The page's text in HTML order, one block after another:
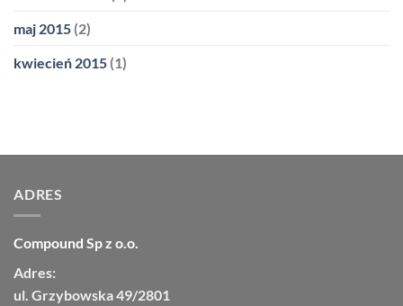
maj 2015 (2)
kwiecień 2015 (1)
ADRES
Compound Sp z o.o.
Adres:
ul. Grzybowska 49/2801